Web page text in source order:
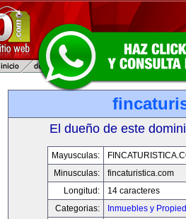
El dueño de este
Mayusculas:
Minusculas:
fincaturistica.com
Longitud:
14 caracteres
Categorias:
Inmuebles y